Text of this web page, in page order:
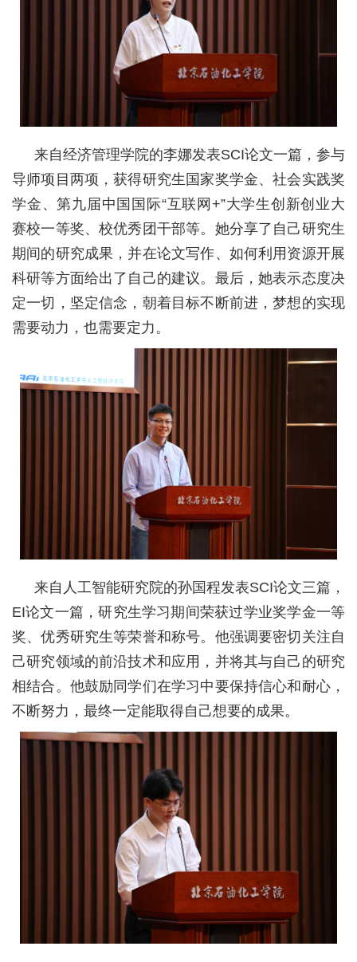
来自经济管理学院的李娜发表SCI论文一篇，参与
导师项目两项，获得研究生国家奖学金、社会实践奖
学金、第九届中国国际“互联网+”大学生创新创业大
赛校一等奖、校优秀团干部等。她分享了自己研究生
期间的研究成果，并在论文写作、如何利用资源开展
科研等方面给出了自己的建议。最后，她表示态度决
定一切，坚定信念，朝着目标不断前进，梦想的实现
需要动力，也需要定力。
来自人工智能研究院的孙国程发表SCI论文三篇，
EI论文一篇，研究生学习期间荣获过学业奖学金一等
奖、优秀研究生等荣誉和称号。他强调要密切关注自
己研究领域的前沿技术和应用，并将其与自己的研究
相结合。他鼓励同学们在学习中要保持信心和耐心，
不断努力，最终一定能取得自己想要的成果。